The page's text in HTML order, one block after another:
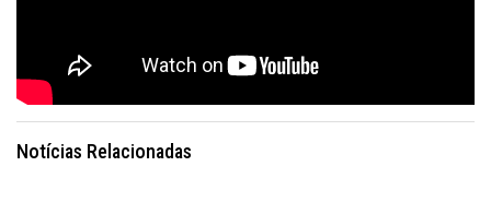
Notícias Relacionadas